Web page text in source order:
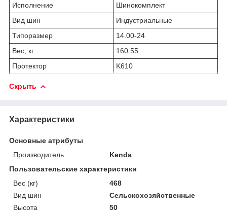
Исполнение
Шинокомплект
Вид шин
Индустриальные
Типоразмер
14.00-24
Вес, кг
160.55
Протектор
K610
Скрыть
Характеристики
Основные атрибуты
Производитель
Kenda
Пользовательские характеристики
Вес (кг)
468
Вид шин
Сельскохозяйственные
Высота
50